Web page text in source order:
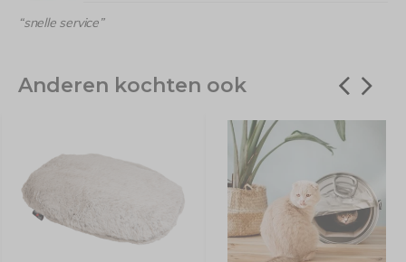
“snelle service”
Anderen kochten ook